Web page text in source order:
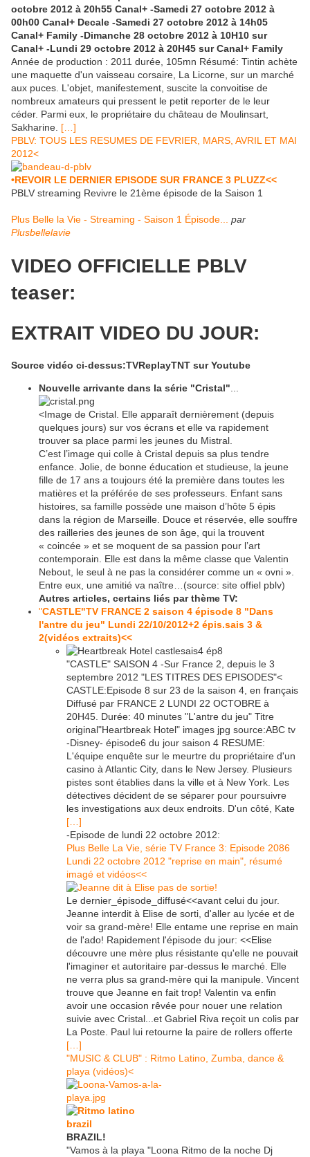
octobre 2012 à 20h55 Canal+ -Samedi 27 octobre 2012 à
00h00 Canal+ Decale -Samedi 27 octobre 2012 à 14h05
Canal+ Family -Dimanche 28 octobre 2012 à 10H10 sur
Canal+ -Lundi 29 octobre 2012 à 20H45 sur Canal+ Family
Année de production : 2011 durée, 105mn Résumé: Tintin achète
une maquette d'un vaisseau corsaire, La Licorne, sur un marché
aux puces. L'objet, manifestement, suscite la convoitise de
nombreux amateurs qui pressent le petit reporter de le leur
céder. Parmi eux, le propriétaire du château de Moulinsart,
Sakharine. […]
PBLV: TOUS LES RESUMES DE FEVRIER, MARS, AVRIL ET MAI
2012<
•REVOIR LE DERNIER EPISODE SUR FRANCE 3 PLUZZ<<
PBLV streaming Revivre le 21ème épisode de la Saison 1
Plus Belle la Vie - Streaming - Saison 1 Épisode...
par
Plusbellelavie
VIDEO OFFICIELLE PBLV
teaser:
EXTRAIT VIDEO DU JOUR:
Source vidéo ci-dessus:TVReplayTNT sur Youtube
Nouvelle arrivante dans la série "Cristal"...
<Image de Cristal. Elle apparaît dernièrement (depuis
quelques jours) sur vos écrans et elle va rapidement
trouver sa place parmi les jeunes du Mistral.
C’est l’image qui colle à Cristal depuis sa plus tendre
enfance. Jolie, de bonne éducation et studieuse, la jeune
fille de 17 ans a toujours été la première dans toutes les
matières et la préférée de ses professeurs. Enfant sans
histoires, sa famille possède une maison d’hôte 5 épis
dans la région de Marseille. Douce et réservée, elle souffre
des railleries des jeunes de son âge, qui la trouvent
« coincée » et se moquent de sa passion pour l’art
contemporain. Elle est dans la même classe que Valentin
Nebout, le seul à ne pas la considérer comme un « ovni ».
Entre eux, une amitié va naître…(source: site offiel pblv)
Autres articles, certains liés par thème TV:
"CASTLE"TV FRANCE 2 saison 4 épisode 8 "Dans
l'antre du jeu" Lundi 22/10/2012+2 épis.sais 3 &
2(vidéos extraits)<<
"CASTLE" SAISON 4 -Sur France 2, depuis le 3
septembre 2012 "LES TITRES DES EPISODES"<
CASTLE:Episode 8 sur 23 de la saison 4, en français
Diffusé par FRANCE 2 LUNDI 22 OCTOBRE à
20H45. Durée: 40 minutes "L'antre du jeu" Titre
original"Heartbreak Hotel" images jpg source:ABC tv
-Disney- épisode6 du jour saison 4 RESUME:
L'équipe enquête sur le meurtre du propriétaire d'un
casino à Atlantic City, dans le New Jersey. Plusieurs
pistes sont établies dans la ville et à New York. Les
détectives décident de se séparer pour poursuivre
les investigations aux deux endroits. D'un côté, Kate
[…]
-Episode de lundi 22 octobre 2012:
Plus Belle La Vie, série TV France 3: Episode 2086
Lundi 22 octobre 2012 "reprise en main", résumé
imagé et vidéos<<
Le dernier_épisode_diffusé<<avant celui du jour.
Jeanne interdit à Elise de sorti, d'aller au lycée et de
voir sa grand-mère! Elle entame une reprise en main
de l'ado! Rapidement l'épisode du jour: <<Elise
découvre une mère plus résistante qu'elle ne pouvait
l'imaginer et autoritaire par-dessus le marché. Elle
ne verra plus sa grand-mère qui la manipule. Vincent
trouve que Jeanne en fait trop! Valentin va enfin
avoir une occasion rêvée pour nouer une relation
suivie avec Cristal...et Gabriel Riva reçoit un colis par
La Poste. Paul lui retourne la paire de rollers offerte
[…]
"MUSIC & CLUB" : Ritmo Latino, Zumba, dance &
playa (vidéos)<
BRAZIL!
"Vamos à la playa "Loona Ritmo de la noche Dj